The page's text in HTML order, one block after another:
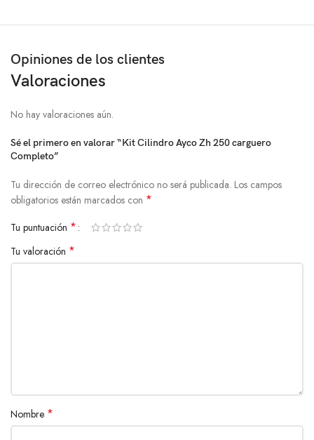
Opiniones de los clientes
Valoraciones
No hay valoraciones aún.
Sé el primero en valorar “Kit Cilindro Ayco Zh 250 carguero
Completo”
Tu dirección de correo electrónico no será publicada. Los campos
obligatorios están marcados con *
Tu puntuación *
Tu valoración *
Nombre *